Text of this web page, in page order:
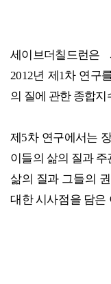
세이브더칠드런은
2012년 제1차 연구
의 질에 관한 종합
제5차 연구에서는
이들의 삶의 질과
삶의 질과 그들의
대한 시사점을 담은